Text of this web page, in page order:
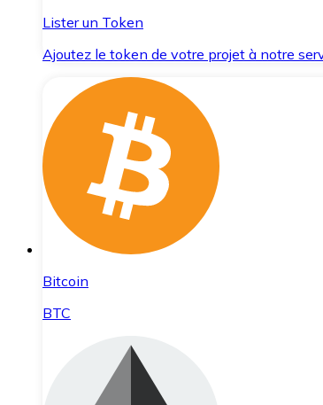
Lister un Token
Ajoutez le token de votre projet à notre
Bitcoin
BTC